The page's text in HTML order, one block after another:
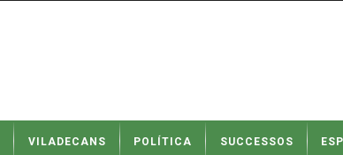
VILADECANS POLÍTICA SUCCESSOS